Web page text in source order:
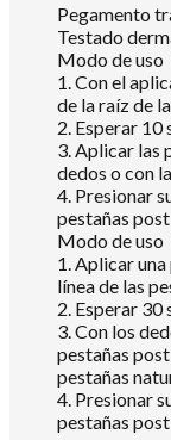
Pegamento
Testado
Modo de uso
1. Con el
de la raíz de
2. Esperar 10
3. Aplicar las
dedos o con
4. Presionar
pestañas
Modo de uso
1. Aplicar
línea de las
2. Esperar 30
3. Con los
pestañas
pestañas
4. Presionar
pestañas